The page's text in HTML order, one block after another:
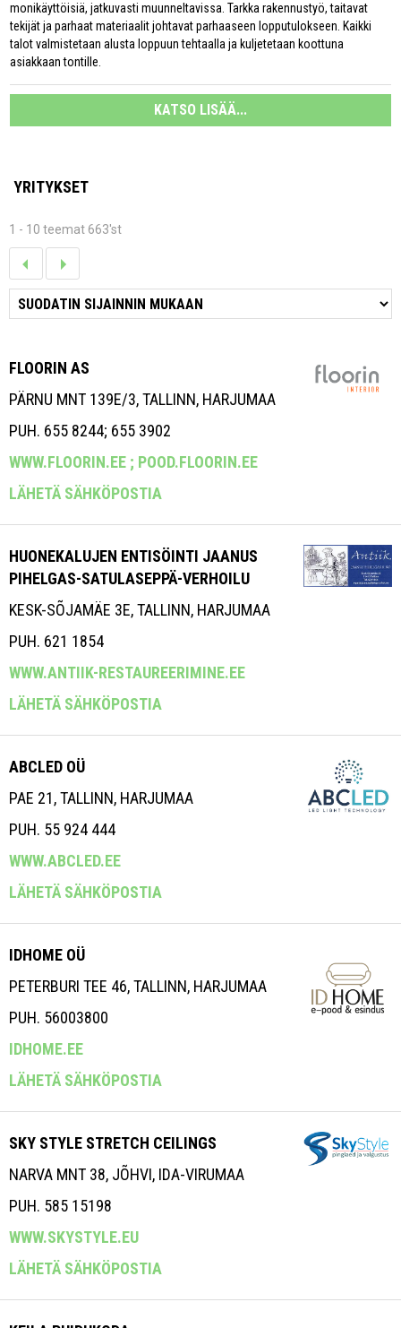
monikäyttöisiä, jatkuvasti muunneltavissa. Tarkka rakennustyö, taitavat
tekijät ja parhaat materiaalit johtavat parhaaseen lopputulokseen. Kaikki
talot valmistetaan alusta loppuun tehtaalla ja kuljetetaan koottuna
asiakkaan tontille.
KATSO LISÄÄ...
YRITYKSET
1 - 10 teemat 663'st
FLOORIN AS
PÄRNU MNT 139E/3, TALLINN, HARJUMAA
PUH. 655 8244; 655 3902
WWW.FLOORIN.EE ; POOD.FLOORIN.EE
LÄHETÄ SÄHKÖPOSTIA
HUONEKALUJEN ENTISÖINTI JAANUS
PIHELGAS-SATULASEPPÄ-VERHOILU
KESK-SÕJAMÄE 3E, TALLINN, HARJUMAA
PUH. 621 1854
WWW.ANTIIK-RESTAUREERIMINE.EE
LÄHETÄ SÄHKÖPOSTIA
ABCLED OÜ
PAE 21, TALLINN, HARJUMAA
PUH. 55 924 444
WWW.ABCLED.EE
LÄHETÄ SÄHKÖPOSTIA
IDHOME OÜ
PETERBURI TEE 46, TALLINN, HARJUMAA
PUH. 56003800
IDHOME.EE
LÄHETÄ SÄHKÖPOSTIA
SKY STYLE STRETCH CEILINGS
NARVA MNT 38, JÕHVI, IDA-VIRUMAA
PUH. 585 15198
WWW.SKYSTYLE.EU
LÄHETÄ SÄHKÖPOSTIA